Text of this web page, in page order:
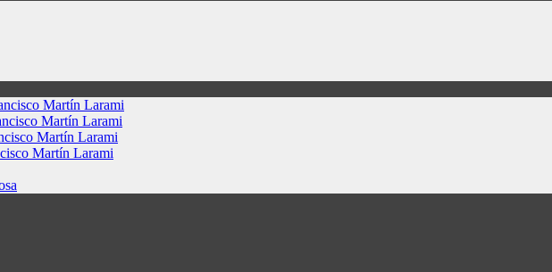
Martín Larami
Martín Larami
Martín Larami
Martín Larami